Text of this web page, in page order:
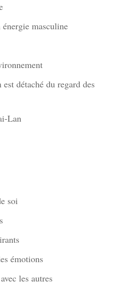
masculine
détaché du regard des
Lan
soi
émotions
les autres